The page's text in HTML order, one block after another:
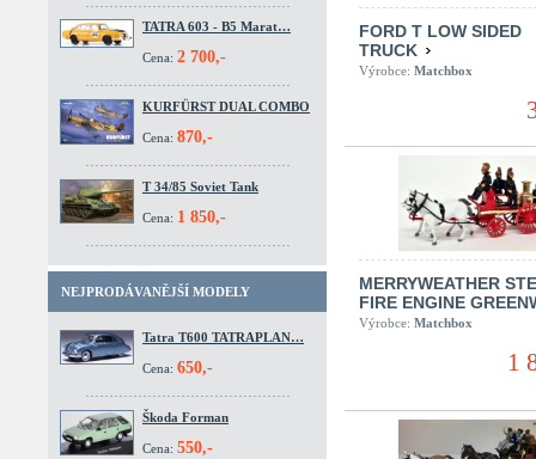
TATRA 603 - B5 Marat…
Cena: 2 700,-
KURFÜRST DUAL COMBO
Cena: 870,-
T 34/85 Soviet Tank
Cena: 1 850,-
NEJPRODÁVANĚJŠÍ MODELY
Tatra T600 TATRAPLAN…
Cena: 650,-
Škoda Forman
Cena: 550,-
FORD T LOW SIDED
TRUCK
Výrobce: Matchbox
MERRYWEATHER
FIRE ENGINE
Výrobce: Matchbox
1